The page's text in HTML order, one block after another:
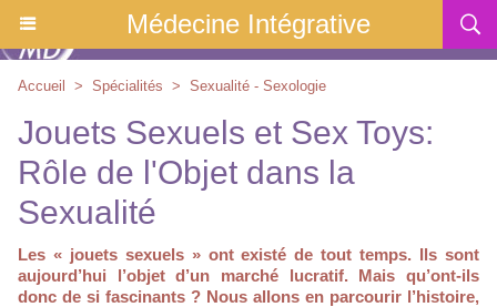
Médecine Intégrative
Accueil > Spécialités > Sexualité - Sexologie
Jouets Sexuels et Sex Toys:
Rôle de l'Objet dans la
Sexualité
Les « jouets sexuels » ont existé de tout temps. Ils sont
aujourd’hui l’objet d’un marché lucratif. Mais qu’ont-ils
donc de si fascinants ? Nous allons en parcourir l’histoire,